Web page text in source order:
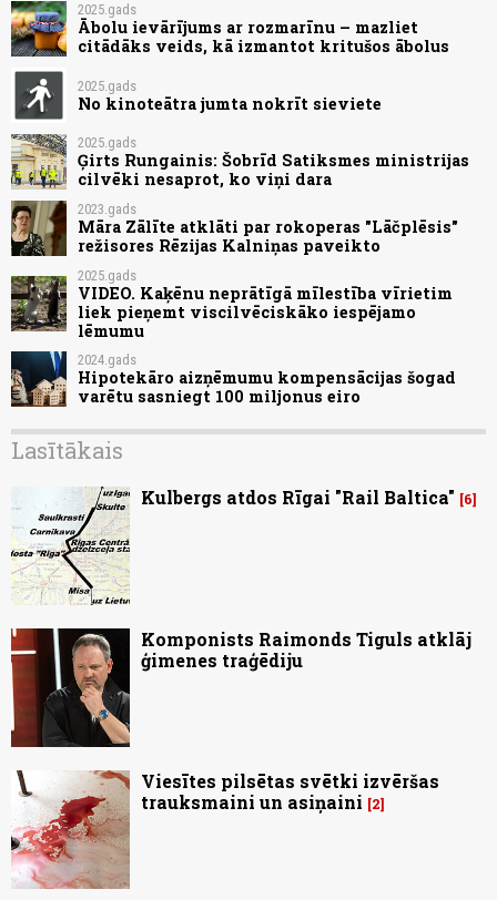
2025.gads
Ābolu ievārījums ar rozmarīnu – mazliet
citādāks veids, kā izmantot kritušos ābolus
2025.gads
No kinoteātra jumta nokrīt sieviete
2025.gads
Ģirts Rungainis: Šobrīd Satiksmes ministrijas
cilvēki nesaprot, ko viņi dara
2023.gads
Māra Zālīte atklāti par rokoperas "Lāčplēsis"
režisores Rēzijas Kalniņas paveikto
2025.gads
VIDEO. Kaķēnu neprātīgā mīlestība vīrietim
liek pieņemt viscilvēciskāko iespējamo
lēmumu
2024.gads
Hipotekāro aizņēmumu kompensācijas šogad
varētu sasniegt 100 miljonus eiro
Lasītākais
Kulbergs atdos Rīgai "Rail Baltica" 6
Komponists Raimonds Tiguls atklāj
ģimenes traģēdiju
Viesītes pilsētas svētki izvēršas
trauksmaini un asiņaini
2